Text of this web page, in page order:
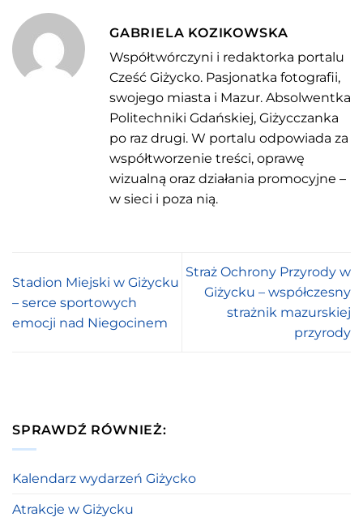
GABRIELA KOZIKOWSKA
Współtwórczyni i redaktorka portalu
Cześć Giżycko. Pasjonatka fotografii,
swojego miasta i Mazur. Absolwentka
Politechniki Gdańskiej, Giżycczanka
po raz drugi. W portalu odpowiada za
współtworzenie treści, oprawę
wizualną oraz działania promocyjne –
w sieci i poza nią.
Stadion Miejski w Giżycku
– serce sportowych
emocji nad Niegocinem
Straż Ochrony Przyrody w
Giżycku – współczesny
strażnik mazurskiej
przyrody
SPRAWDŹ RÓWNIEŻ:
Kalendarz wydarzeń Giżycko
Atrakcje w Giżycku